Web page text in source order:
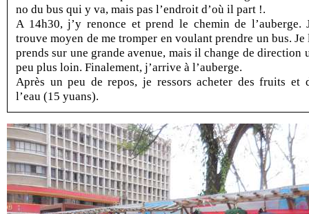
no du bus qui y va, mais pas l’endroit d’où il part !.
A 14h30, j’y renonce et prend le chemin de l’auberge.
trouve moyen de me tromper en voulant prendre un bus. Je
prends sur une grande avenue, mais il change de direction
peu plus loin. Finalement, j’arrive à l’auberge.
Après un peu de repos, je ressors acheter des fruits et
l’eau (15 yuans).